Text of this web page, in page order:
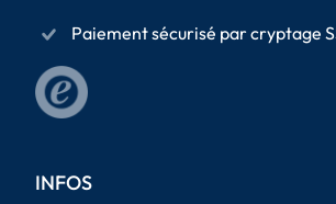
Paiement sécurisé par cryptage
INFOS